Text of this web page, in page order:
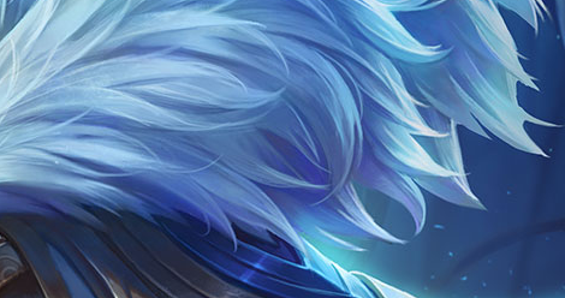
社群自辦賽事